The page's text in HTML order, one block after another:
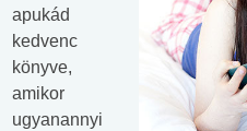
apukád
kedvenc
könyve,
amikor
ugyanannyi